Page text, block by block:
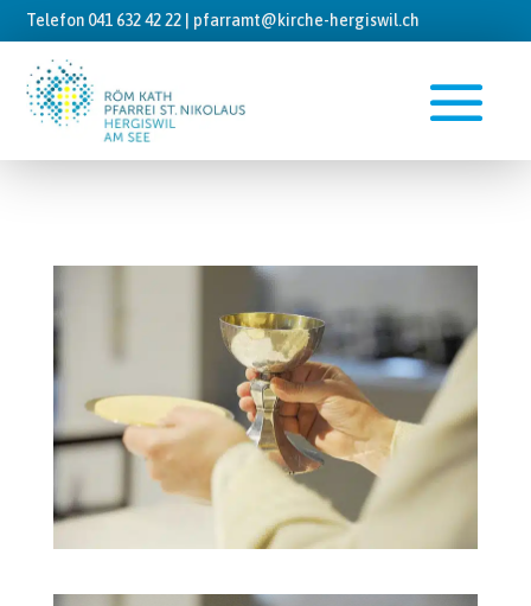
Telefon 041 632 42 22 | pfarramt@kirche-hergiswil.ch